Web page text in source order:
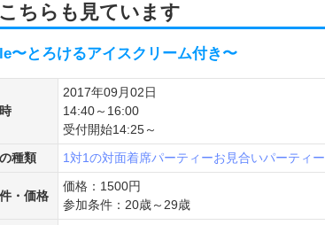
ちらも見ています
〜とろけるアイスクリーム付き〜
2017年09月02日
14:40～16:00
受付開始14:25～
種類
1対1の対面着席パーティーお見合いパーティー
・価格
価格：1500円
参加条件：20歳～29歳